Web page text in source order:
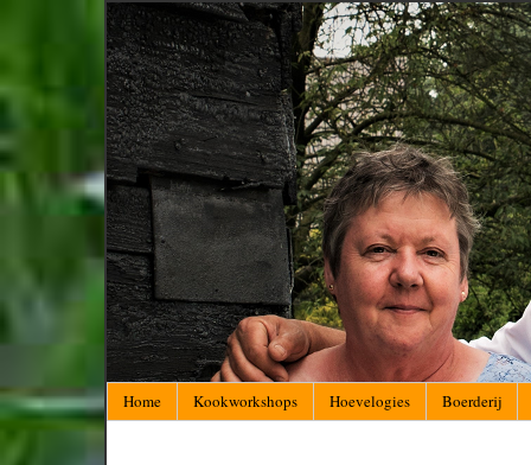
Home Kookworkshops Hoevelogies Boerderij